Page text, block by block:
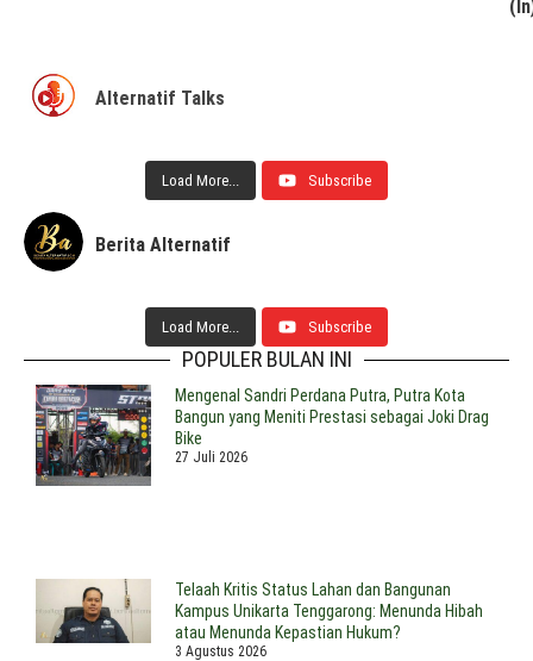
Alternatif Talks
Load More... Subscribe
Berita Alternatif
Load More... Subscribe
POPULER BULAN INI
Mengenal Sandri Perdana Putra, Putra Kota
Bangun yang Meniti Prestasi sebagai Joki Drag
Bike
27 Juli 2026
Telaah Kritis Status Lahan dan Bangunan
Kampus Unikarta Tenggarong: Menunda Hibah
atau Menunda Kepastian Hukum?
3 Agustus 2026